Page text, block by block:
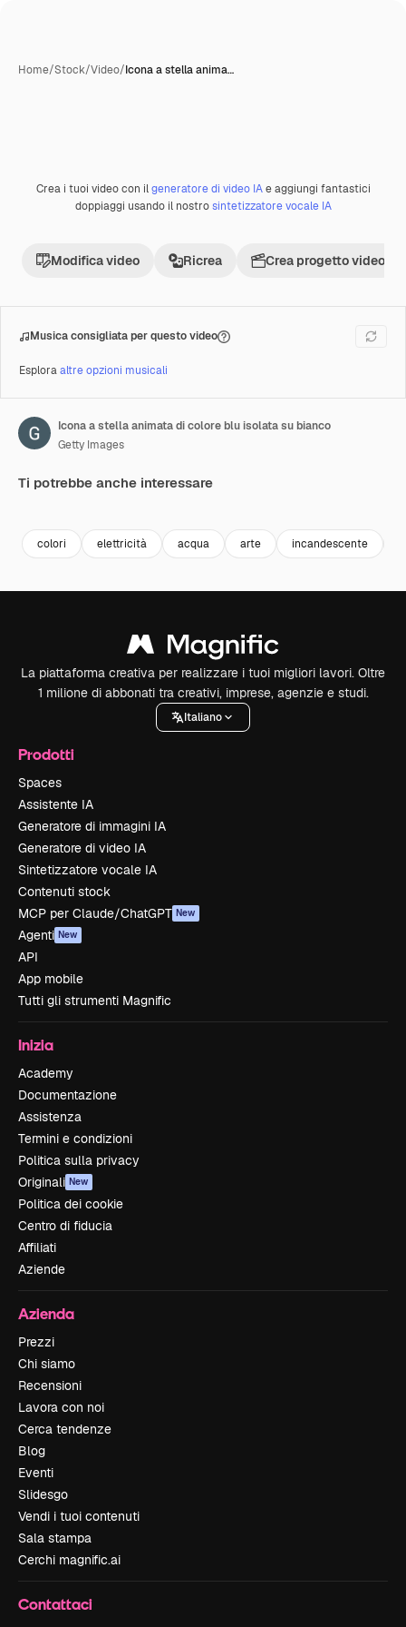
Home/Stock/Video/Icona a stella anima…
Premium
Crea i tuoi video con ilgeneratore di video IAe aggiungi fantastici
doppiaggi usando il nostrosintetizzatore vocale IA
Modifica video Ricrea Crea progetto video
Musica consigliata per questo video
Esploraaltre opzioni musicali
Icona a stella animata di colore blu isolata su bianco
Getty Images
Ti potrebbe anche interessare
colori elettricità acqua arte incandescente
La piattaforma creativa per realizzare i tuoi migliori lavori. Oltre
1 milione di abbonati tra creativi, imprese, agenzie e studi.
Italiano
Prodotti
Spaces
Assistente IA
Generatore di immagini IA
Generatore di video IA
Sintetizzatore vocale IA
Contenuti stock
MCP per Claude/ChatGPT New
Agenti New
API
App mobile
Tutti gli strumenti Magnific
Inizia
Academy
Documentazione
Assistenza
Termini e condizioni
Politica sulla privacy
Originali New
Politica dei cookie
Centro di fiducia
Affiliati
Aziende
Azienda
Prezzi
Chi siamo
Recensioni
Lavora con noi
Cerca tendenze
Blog
Eventi
Slidesgo
Vendi i tuoi contenuti
Sala stampa
Cerchi magnific.ai
Contattaci